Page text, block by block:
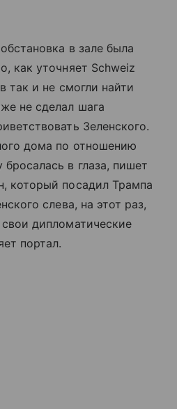
в зале была
как уточняет Schweiz
так и не смогли найти
не сделал шага
Зеленского.
дома по отношению
в глаза, пишет
который посадил Трампа
слева, на этот раз,
дипломатические
портал.